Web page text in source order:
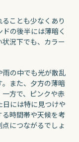
ことも少なくあり
の後半には薄暗く
況下でも、カラー
の中でも光が散乱
。また、夕方の薄暗
方で、ピンクや赤
には特に見つけや
時間帯や天候を考
につながるでしょ